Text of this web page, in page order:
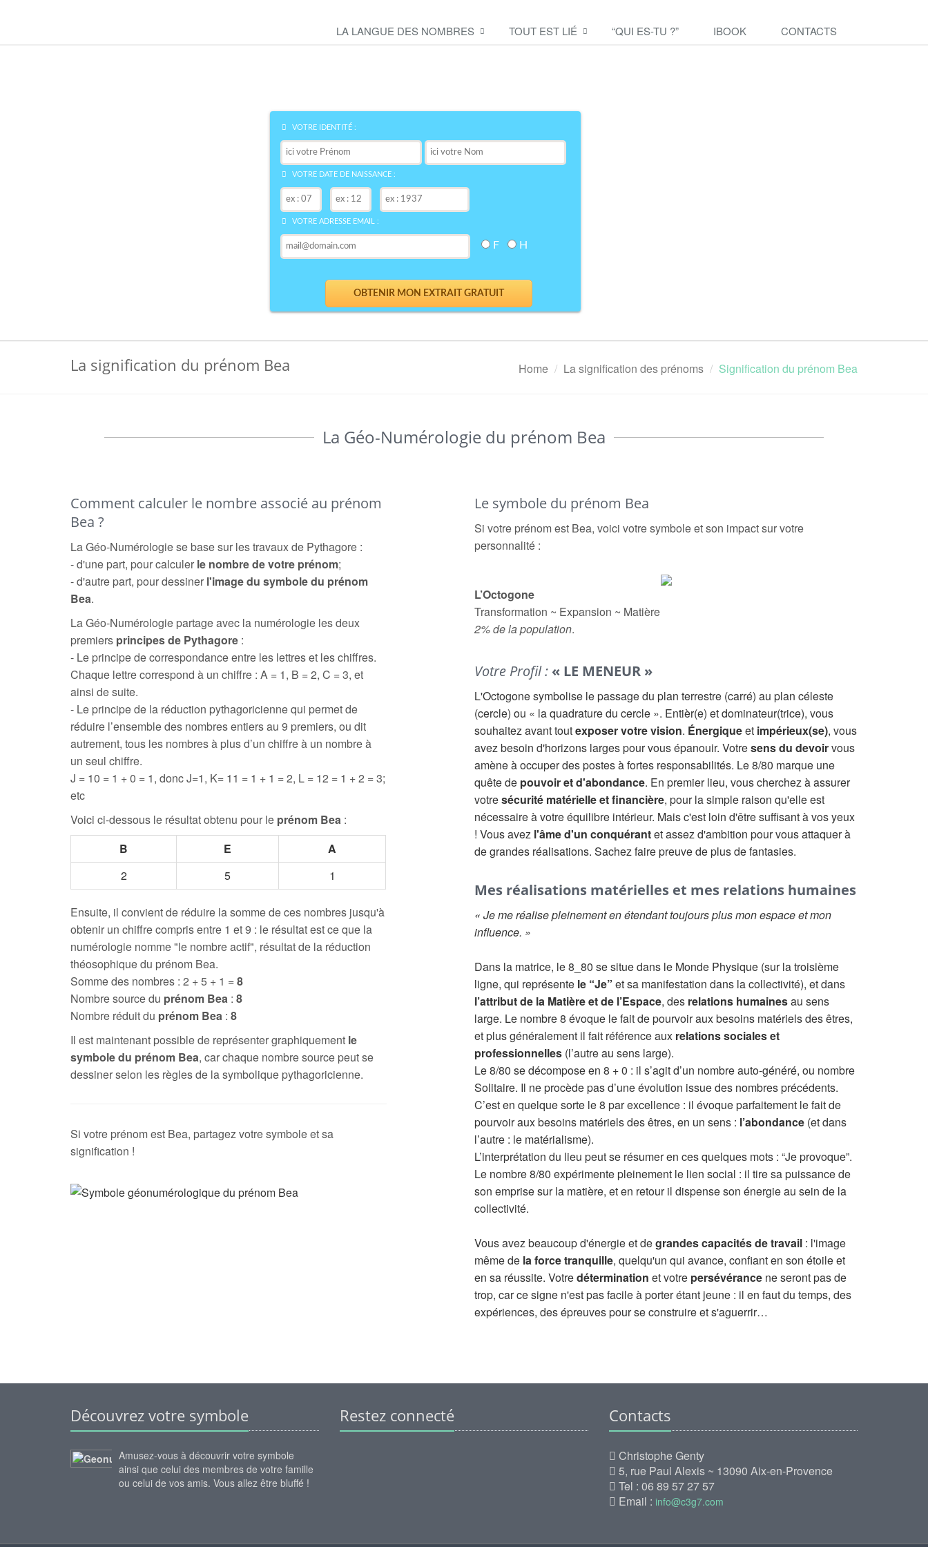
LA LANGUE DES NOMBRES TOUT EST LIÉ “QUI ES-TU ?” IBOOK CONTACTS
VOTRE IDENTITÉ :
VOTRE DATE DE NAISSANCE :
VOTRE ADRESSE EMAIL :
F H
La signification du prénom Bea Home La signification des prénoms Signification du prénom Bea
La Géo-Numérologie du prénom Bea
Comment calculer le nombre associé au prénom
Bea ?
La Géo-Numérologie se base sur les travaux de Pythagore :
- d'une part, pour calculer le nombre de votre prénom;
- d'autre part, pour dessiner l'image du symbole du prénom
Bea.
La Géo-Numérologie partage avec la numérologie les deux
premiers principes de Pythagore :
- Le principe de correspondance entre les lettres et les chiffres.
Chaque lettre correspond à un chiffre : A = 1, B = 2, C = 3, et
ainsi de suite.
- Le principe de la réduction pythagoricienne qui permet de
réduire l’ensemble des nombres entiers au 9 premiers, ou dit
autrement, tous les nombres à plus d’un chiffre à un nombre à
un seul chiffre.
J = 10 = 1 + 0 = 1, donc J=1, K= 11 = 1 + 1 = 2, L = 12 = 1 + 2 = 3;
etc
Voici ci-dessous le résultat obtenu pour le prénom Bea :
B
E
A
2
5 1
Ensuite, il convient de réduire la somme de ces nombres jusqu'à
obtenir un chiffre compris entre 1 et 9 : le résultat est ce que la
numérologie nomme "le nombre actif", résultat de la réduction
théosophique du prénom Bea.
Somme des nombres : 2 + 5 + 1 =8
Nombre source du prénom Bea : 8
Nombre réduit du prénom Bea : 8
Il est maintenant possible de représenter graphiquement le
symbole du prénom Bea, car chaque nombre source peut se
dessiner selon les règles de la symbolique pythagoricienne.
Si votre prénom est Bea, partagez votre symbole et sa
signification !
Le symbole du prénom Bea
Si votre prénom est Bea, voici votre symbole et son impact sur votre
personnalité :
L’Octogone
Transformation ~ Expansion ~ Matière
2% de la population.
Votre Profil : « LE MENEUR »
L'Octogone symbolise le passage du plan terrestre (carré) au plan céleste
(cercle) ou « la quadrature du cercle ». Entièr(e) et dominateur(trice), vous
souhaitez avant toutexposer votre vision. Énergiqueet impérieux(se), vous
avez besoin d'horizons larges pour vous épanouir. Votresens du devoirvous
amène à occuper des postes à fortes responsabilités. Le 8/80 marque une
quête de pouvoir et d'abondance. En premier lieu, vous cherchez à assurer
votresécurité matérielle et financière, pour la simple raison qu'elle est
nécessaire à votre équilibre intérieur. Mais c'est loin d'être suffisant à vos yeux
! Vous avez l'âme d'un conquérantet assez d'ambition pour vous attaquer à
de grandes réalisations. Sachez faire preuve de plus de fantasies.
Mes réalisations matérielles et mes relations humaines
« Je me réalise pleinement en étendant toujours plus mon espace et mon
influence. »
Dans la matrice, le 8_80 se situe dans le Monde Physique (sur la troisième
ligne, qui représente le “Je” et sa manifestation dans la collectivité), et dans
l’attribut de la Matière et de l’Espace, des relations humainesau sens
large. Le nombre 8 évoque le fait de pourvoir aux besoins matériels des êtres,
et plus généralement il fait référence aux relations sociales et
professionnelles (l’autre au sens large).
Le 8/80 se décompose en 8 + 0 : il s’agit d’un nombre auto-généré, ou nombre
Solitaire. Il ne procède pas d’une évolution issue des nombres précédents.
C’est en quelque sorte le 8 par excellence : il évoque parfaitement le fait de
pourvoir aux besoins matériels des êtres, en un sens : l’abondance (et dans
l’autre : le matérialisme).
L’interprétation du lieu peut se résumer en ces quelques mots : “Je provoque”.
Le nombre 8/80 expérimente pleinement le lien social : il tire sa puissance de
son emprise sur la matière, et en retour il dispense son énergie au sein de la
collectivité.
Vous avez beaucoup d'énergie et degrandes capacités de travail : l'image
même de la force tranquille, quelqu'un qui avance, confiant en son étoile et
en sa réussite. Votredétermination et votre persévérance ne seront pas de
trop, car ce signe n'est pas facile à porter étant jeune : il en faut du temps, des
expériences, des épreuves pour se construire et s'aguerrir…
Découvrez votre symbole
Amusez-vous à découvrir votre symbole
ainsi que celui des membres de votre famille
ou celui de vos amis. Vous allez être bluffé !
Restez connecté Contacts
Christophe Genty
5, rue Paul Alexis ~ 13090 Aix-en-Provence
Tel : 06 89 57 27 57
Email : info@c3g7.com